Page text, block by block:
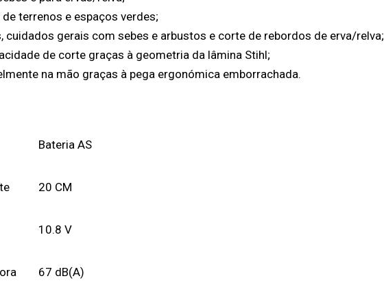
terrenos e espaços verdes;
cuidados gerais com sebes e arbustos e corte de rebordos de erva/relva;
de corte graças à geometria da lâmina Stihl;
na mão graças à pega ergonómica emborrachada.
Bateria AS
20 CM
10.8 V
67 dB(A)